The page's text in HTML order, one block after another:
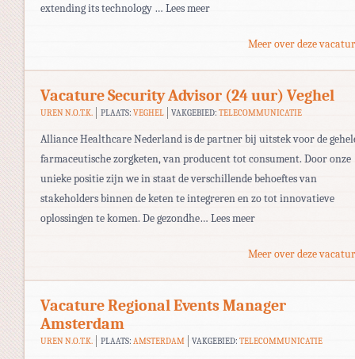
extending its technology … Lees meer
Meer over deze
Vacature Security Advisor (24 uur) Veghel
UREN N.O.T.K. PLAATS: VEGHEL VAKGEBIED:TELECOMMUNICATIE
Alliance Healthcare Nederland is de partner bij uitstek voor de
farmaceutische zorgketen, van producent tot consument. Door onze
unieke positie zijn we in staat de verschillende behoeftes van
stakeholders binnen de keten te integreren en zo tot innovatieve
oplossingen te komen. De gezondhe… Lees meer
Meer over deze
Vacature Regional Events Manager
Amsterdam
UREN N.O.T.K. PLAATS: AMSTERDAM VAKGEBIED:TELECOMMUNICATIE